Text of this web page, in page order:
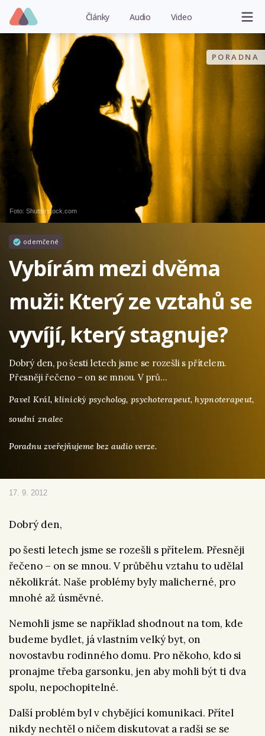
Články Audio Video
PORADNA
Foto: Shutterstock.com
odemčené
Vybírám mezi dvěma
muži: Který ze vztahů se
vyvíjí, který stagnuje?
Dobrý den, po šesti letech jsme se rozešli s přítelem.
Přesněji řečeno – on se mnou. V prů…
Pavel Král,klinický psycholog, psychoterapeut, hypnoterapeut,
soudní znalec
Poradnu zveřejňujeme bez audio verze.
17. 9. 2012
Dobrý den,
po šesti letech jsme se rozešli s přítelem. Přesněji
řečeno – on se mnou. V průběhu vztahu to udělal
několikrát. Naše problémy byly malicherné, pro
mnohé až úsměvné.
Nemohli jsme se například shodnout na tom, kde
budeme bydlet, já vlastním velký byt, on
novostavbu rodinného domu. Pro někoho, kdo si
pronajme třeba garsonku, jen aby mohli být ti dva
spolu, nepochopitelné.
Další problém byl v chybějící komunikaci. Přítel
nikdy nechtěl o ničem diskutovat a radši se se